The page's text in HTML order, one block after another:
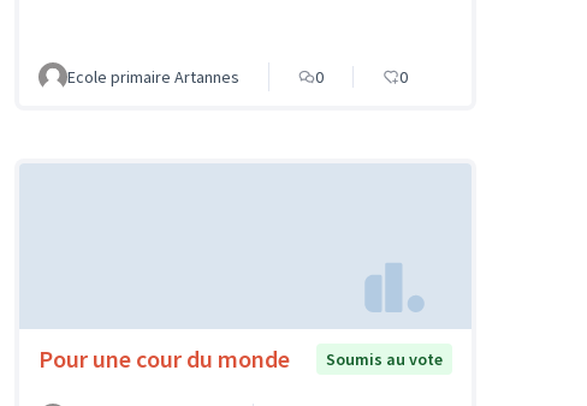
Ecole primaire Artannes 0 0
Pour une cour du monde Soumis au vote